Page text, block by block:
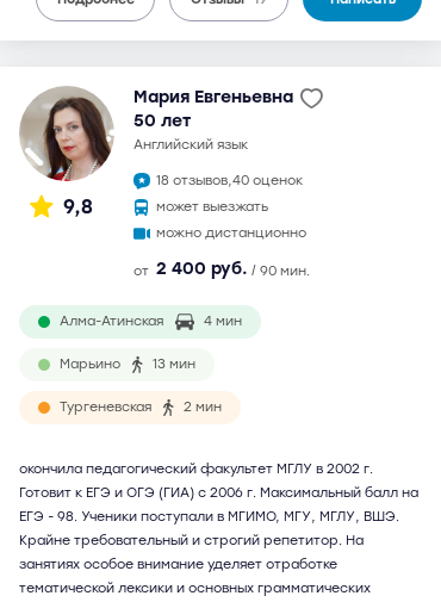
9,8
Мария Евгеньевна
50 лет
английский язык
18 отзывов,40 оценок
может выезжать
можно дистанционно
от 2 400 руб. / 90 мин.
Алма-Атинская 4 мин
Марьино 13 мин
Тургеневская 2 мин
окончила педагогический факультет МГЛУ в 2002 г.
Готовит к ЕГЭ и ОГЭ (ГИА) с 2006 г. Максимальный балл на
ЕГЭ - 98. Ученики поступали в МГИМО, МГУ, МГЛУ, ВШЭ.
Крайне требовательный и строгий репетитор. На
занятиях особое внимание уделяет отработке
тематической лексики и основных грамматических